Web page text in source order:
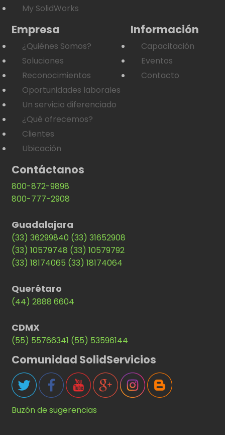
My SolidWorks
Empresa
¿Quiénes Somos?
Soluciones
Reconocimientos
Oportunidades laborales
Un servicio diferenciado
¿Qué ofrecemos?
Clientes
Ubicación
Información
Capacitación
Eventos
Contacto
Contáctanos
800-872-9898
800-777-2908
Guadalajara
(33) 36299840 (33) 31652908
(33) 10579748 (33) 10579792
(33) 18174065 (33) 18174064
Querétaro
(44) 2888 6604
CDMX
(55) 55766341 (55) 53596144
Comunidad SolidServicios
Buzón de sugerencias